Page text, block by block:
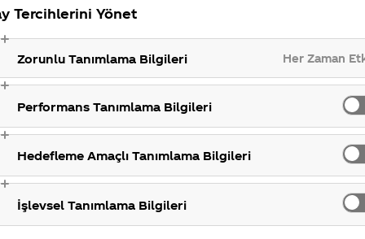
Tercihlerini Yönet
Zorunlu Tanımlama Bilgileri Her Zaman
Performans Tanımlama Bilgileri
Hedefleme Amaçlı Tanımlama Bilgileri
İşlevsel Tanımlama Bilgileri